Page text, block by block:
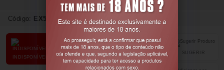
Código: EX51717
INDISPONÍVEL
SUGERIR
PARTILHAR